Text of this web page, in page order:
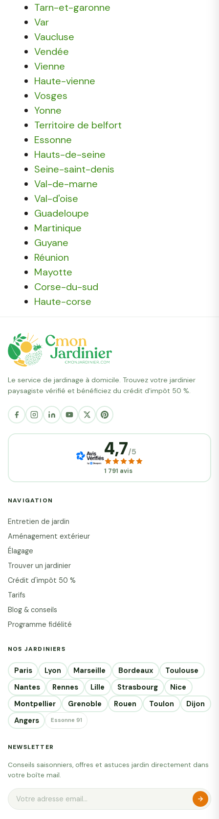
Tarn-et-garonne
Var
Vaucluse
Vendée
Vienne
Haute-vienne
Vosges
Yonne
Territoire de belfort
Essonne
Hauts-de-seine
Seine-saint-denis
Val-de-marne
Val-d'oise
Guadeloupe
Martinique
Guyane
Réunion
Mayotte
Corse-du-sud
Haute-corse
Le service de jardinage à domicile. Trouvez votre jardinier
paysagiste vérifié et bénéficiez du crédit d'impôt 50 %.
4,7/5
1 791 avis
NAVIGATION
Entretien de jardin
Aménagement extérieur
Élagage
Trouver un jardinier
Crédit d'impôt 50 %
Tarifs
Blog & conseils
Programme fidélité
NOS JARDINIERS
Paris Lyon Marseille Bordeaux
Toulouse
Nantes
Rennes Lille Strasbourg
Nice
Montpellier
Grenoble Rouen Toulon
Dijon
Angers
Essonne 91
NEWSLETTER
Conseils saisonniers, offres et astuces jardin directement dans
votre boîte mail.